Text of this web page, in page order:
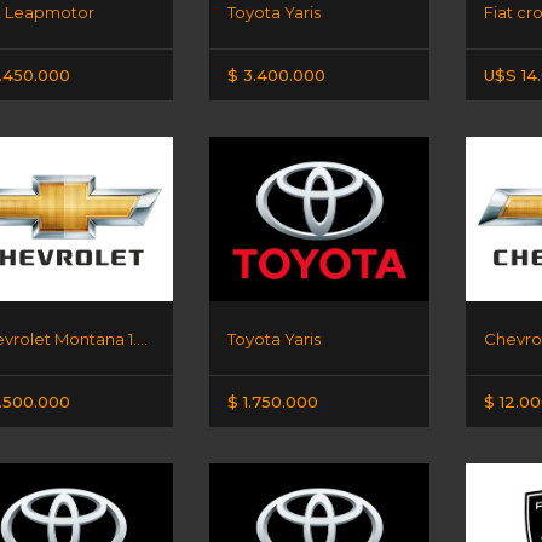
Leapmotor Toyota Yaris
$ 3.400.000
Fiat
U$S
Toyota Yaris
$ 1.750.000 $